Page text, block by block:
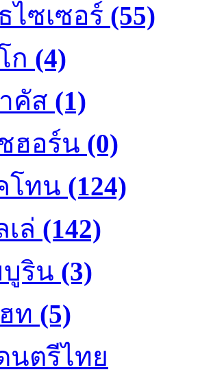
ไซเซอร์ (55)
ก (4)
คัส (1)
ฮอร์น (0)
โทน (124)
เล่ (142)
ริน (3)
ท (5)
นตรีไทย